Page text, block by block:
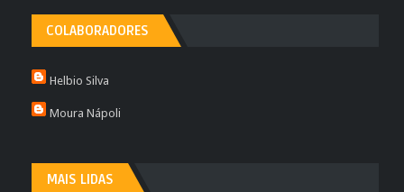
COLABORADORES
Helbio Silva
Moura Nápoli
MAIS LIDAS